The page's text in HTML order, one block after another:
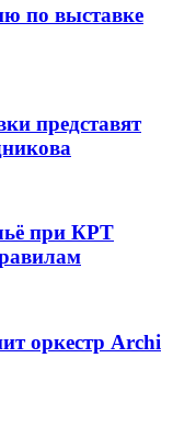
по выставке
представят
при КРТ
оркестр Archi